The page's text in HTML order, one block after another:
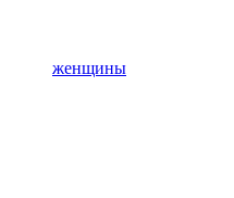
женщины